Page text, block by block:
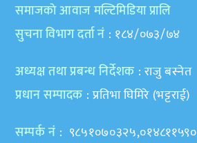
समाजकाे आवाज मल्टिमिडिया प्रालि
सुचना विभाग दर्ता नं : १८४/०७३/७४
अध्यक्ष तथा प्रबन्ध निर्देशक : राजु बस्नेत
प्रधान सम्पादक : प्रतिभा घिमिरे (भट्टराई)
सम्पर्क नं : ९८५१०७०३२५,०१४८११५९०